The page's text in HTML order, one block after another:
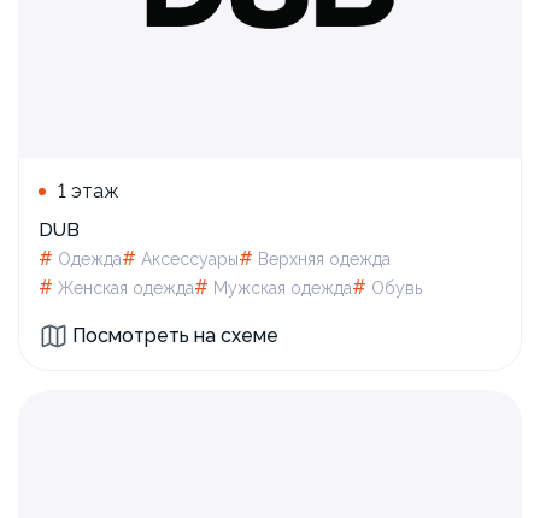
1 этаж
DUB
# Одежда# Аксессуары# Верхняя одежда
# Женская одежда# Мужская одежда# Обувь
Посмотреть на схеме